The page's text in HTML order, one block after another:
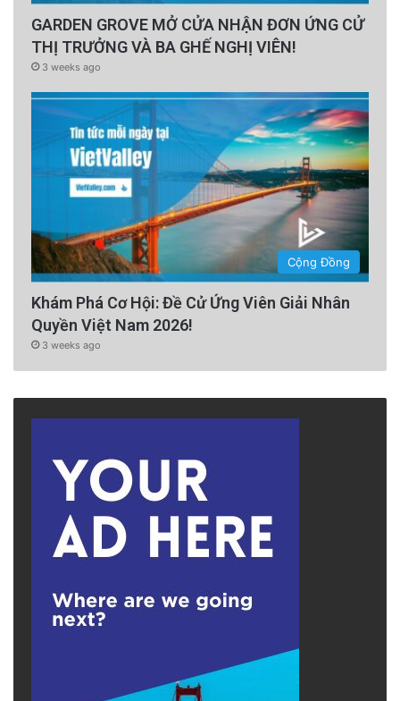
GARDEN GROVE MỞ CỬA NHẬN ĐƠN ỨNG CỬ
THỊ TRƯỞNG VÀ BA GHẾ NGHỊ VIÊN!
3 weeks ago
Cộng Đồng
Khám Phá Cơ Hội: Đề Cử Ứng Viên Giải Nhân
Quyền Việt Nam 2026!
3 weeks ago